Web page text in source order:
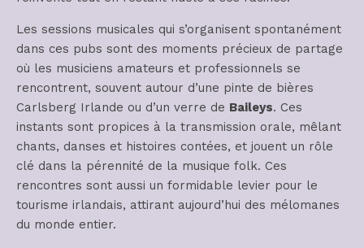
Les sessions musicales qui s’organisent spontanément
dans ces pubs sont des moments précieux de partage
où les musiciens amateurs et professionnels se
rencontrent, souvent autour d’une pinte de bières
Carlsberg Irlande ou d’un verre de Baileys. Ces
instants sont propices à la transmission orale, mêlant
chants, danses et histoires contées, et jouent un rôle
clé dans la pérennité de la musique folk. Ces
rencontres sont aussi un formidable levier pour le
tourisme irlandais, attirant aujourd’hui des mélomanes
du monde entier.